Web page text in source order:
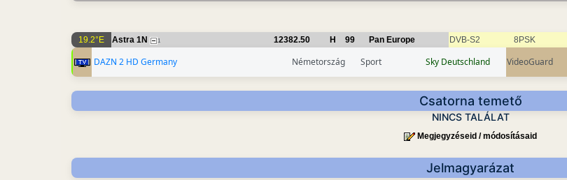
19.2°E Astra 1N 1 12382.50 H 99 Pan Europe DVB-S2 8PSK
DAZN 2 HD Germany Németország Sport Sky Deutschland VideoGuard
Csatorna temető
NINCS TALÁLAT
Megjegyzéseid / módosításaid
Jelmagyarázat